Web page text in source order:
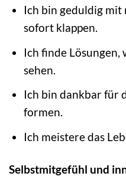
Ich bin geduldig
sofort klappen.
Ich finde
sehen.
Ich bin dankbar für
formen.
Ich meistere das
Selbstmitgefühl und